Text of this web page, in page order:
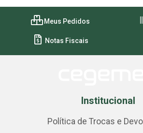
Meus Pedidos
Notas Fiscais
Institucional
Política de Trocas e